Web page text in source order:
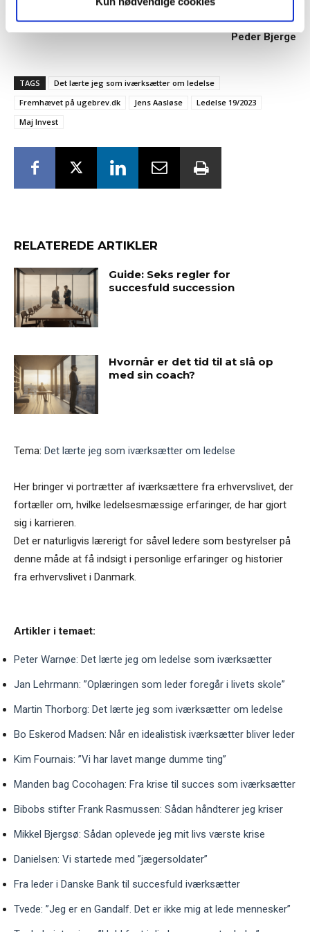
Peder Bjerge
TAGS
Det lærte jeg som iværksætter om ledelse
Fremhævet på ugebrev.dk
Jens Aasløse
Ledelse 19/2023
Maj Invest
RELATEREDE ARTIKLER
Guide: Seks regler for
succesfuld succession
Hvornår er det tid til at slå op
med sin coach?
Tema: Det lærte jeg som iværksætter om ledelse
Her bringer vi portrætter af iværksættere fra erhvervslivet, der
fortæller om, hvilke ledelsesmæssige erfaringer, de har gjort
sig i karrieren.
Det er naturligvis lærerigt for såvel ledere som bestyrelser på
denne måde at få indsigt i personlige erfaringer og historier
fra erhvervslivet i Danmark.
Artikler i temaet:
Peter Warnøe: Det lærte jeg om ledelse som iværksætter
Jan Lehrmann: ”Oplæringen som leder foregår i livets skole”
Martin Thorborg: Det lærte jeg som iværksætter om ledelse
Bo Eskerod Madsen: Når en idealistisk iværksætter bliver leder
Kim Fournais: ”Vi har lavet mange dumme ting”
Manden bag Cocohagen: Fra krise til succes som iværksætter
Bibobs stifter Frank Rasmussen: Sådan håndterer jeg kriser
Mikkel Bjergsø: Sådan oplevede jeg mit livs værste krise
Danielsen: Vi startede med ”jægersoldater”
Fra leder i Danske Bank til succesfuld iværksætter
Tvede: ”Jeg er en Gandalf. Det er ikke mig at lede mennesker”